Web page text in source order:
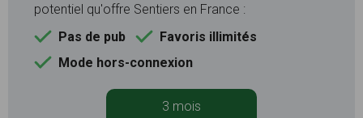
potentiel qu'offre Sentiers en France :
Pas de pub
Favoris illimités
Mode hors-connexion
3 mois